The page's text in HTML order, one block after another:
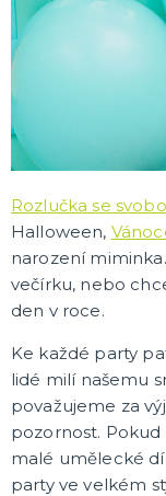
TYP AKCE
Dětská
Baby shower pro
Svatební obřad a
PÁRTY
Helium
Svíčky a fontány
Girlandy
Dekorace na stoly
Párty nádobí a
Párty vychytávky
Dekorace na
Lampióny
Ostatní dekorace
Konfety
Závěsné dekorace
Fotokoutek
Svítící písmena,
Serpentiny
Rozety
Dekorace na židle
Piňáty
DALŠÍ KATEGORIE
LICENCOVANÉ
Ledové království
Želvy ninja
Star Wars
Transformers
Barbie
Angry birds
Avengers
Nemo a Dory
SpongeBob
Lokomotiva
Spiderman
Příšerky s.r.o.
Mickey Mouse
Batman
Superman
Medvídek Pú
Auta
Disney princezny
Minnie Mouse
Prasátko Peppa
Hello Kitty
Toy Story
DALŠÍ KATEGORIE
DÁRKY PRO
Hrníčky
Rozlučka se
Halloween,
narození
večírku, nebo
den v roce.
Ke každé party
lidé milí našemu
považujeme za
pozornost.
malé umělecké
party ve velkém